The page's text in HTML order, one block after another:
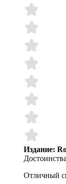
Издание:
Достоинства
Отличный